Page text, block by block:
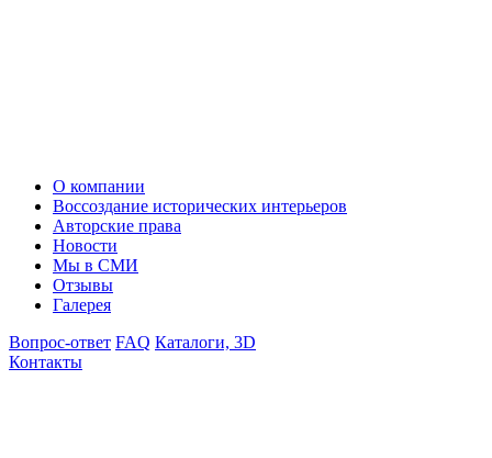
О компании
Воссоздание исторических интерьеров
Авторские права
Новости
Мы в СМИ
Отзывы
Галерея
Вопрос-ответ FAQ Каталоги, 3D
Контакты